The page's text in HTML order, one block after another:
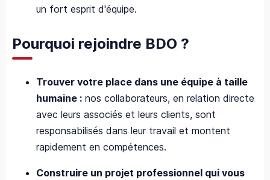
un fort esprit d'équipe.
Pourquoi rejoindre BDO ?
Trouver votre place dans une équipe à taille
humaine : nos collaborateurs, en relation directe
avec leurs associés et leurs clients, sont
responsabilisés dans leur travail et montent
rapidement en compétences.
Construire un projet professionnel qui vous